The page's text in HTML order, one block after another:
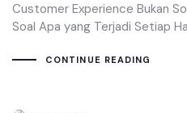
Customer Experience Bukan
Soal Apa yang Terjadi Setiap
CONTINUE READING